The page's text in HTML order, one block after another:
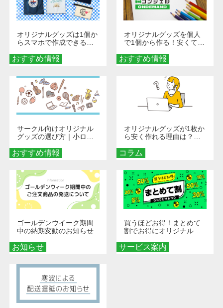
おすすめ情報
オリジナルグッズは1個か
らスマホで作成できる！
くなる巾着＆ポーチ活用
術
おすすめ情報
オリジナルグッズを個人
で1個から作る！安くて簡
秘訣
おすすめ情報
サークル向けオリジナル
グッズの選び方｜小ロッ
める秘訣
コラム
オリジナルグッズが1枚か
ら安く作れる理由は？オ
とメリットを解説
お知らせ
ゴールデンウイーク期間
中の納期変動のお知らせ
サービス案内
買うほどお得！まとめて
割でお得にオリジナルグ